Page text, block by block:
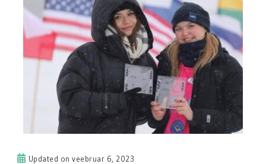
Updated onveebruar 6, 2023